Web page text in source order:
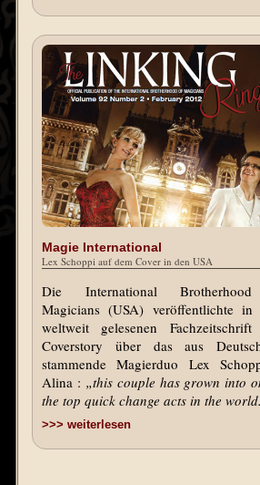
Magie International
Lex Schoppi auf dem Cover in den USA
Die International
Magicians (USA) veröffentlichte in
weltweit gelesenen
Coverstory über das aus
stammende Magierduo Lex
Alina : „this couple has grown into
the top quick change acts in the
>>> weiterlesen